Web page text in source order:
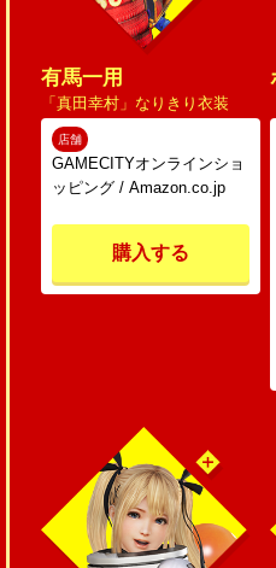
有馬一用
「真田幸村」なりきり衣装
店舗
GAMECITYオンラインショ
ッピング / Amazon.co.jp
購入する